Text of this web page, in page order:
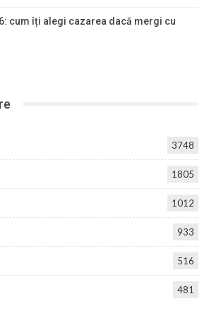
cum îți alegi cazarea dacă mergi cu
3748
1805
1012
933
516
481